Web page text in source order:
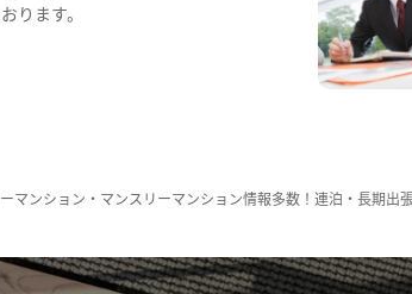
ります。
ンション・マンスリーマンション情報多数！連泊・長期出